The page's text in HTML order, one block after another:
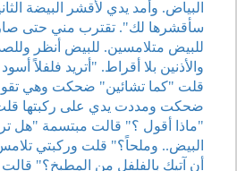
البياض. وأمد يدي لأقشر البيضة
سأقشرها لك". تقترب مني حتى صار
للبيض متلامسين. للبيض أنظر
والأذنين بلا أقراط. "أتريد فلفلاً
قلت "كما تشائين" ضحكت وهي
ضحكت ومددت يدي على ركبتها قلت
"ماذا أقول ؟" قالت مبتسمة "هل
البيض.. وملحاً؟" قلت وركبتي
أن آتيك بالفلفل من المطبخ؟"